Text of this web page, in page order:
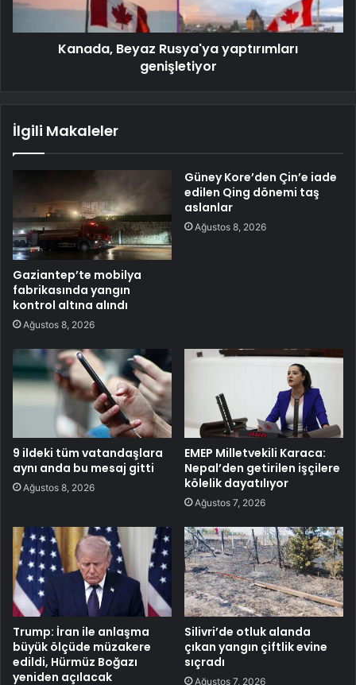
Kanada, Beyaz Rusya'ya yaptırımları
genişletiyor
İlgili Makaleler
Gaziantep’te mobilya
fabrikasında yangın
kontrol altına alındı
Ağustos 8, 2026
Güney Kore’den Çin’e iade
edilen Qing dönemi taş
aslanlar
Ağustos 8, 2026
9 ildeki tüm vatandaşlara
aynı anda bu mesaj gitti
Ağustos 8, 2026
EMEP Milletvekili Karaca:
Nepal’den getirilen işçilere
kölelik dayatılıyor
Ağustos 7, 2026
Trump: İran ile anlaşma
büyük ölçüde müzakere
edildi, Hürmüz Boğazı
yeniden açılacak
Silivri’de otluk alanda
çıkan yangın çiftlik evine
sıçradı
Ağustos 7, 2026